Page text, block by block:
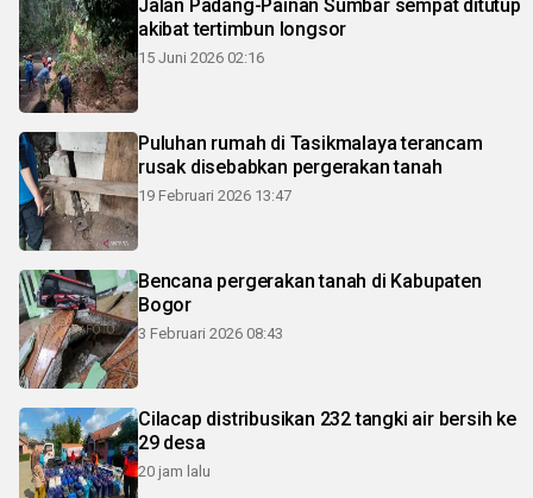
Jalan Padang-Painan Sumbar sempat ditutup
akibat tertimbun longsor
15 Juni 2026 02:16
Puluhan rumah di Tasikmalaya terancam
rusak disebabkan pergerakan tanah
19 Februari 2026 13:47
Bencana pergerakan tanah di Kabupaten
Bogor
3 Februari 2026 08:43
Cilacap distribusikan 232 tangki air bersih ke
29 desa
20 jam lalu